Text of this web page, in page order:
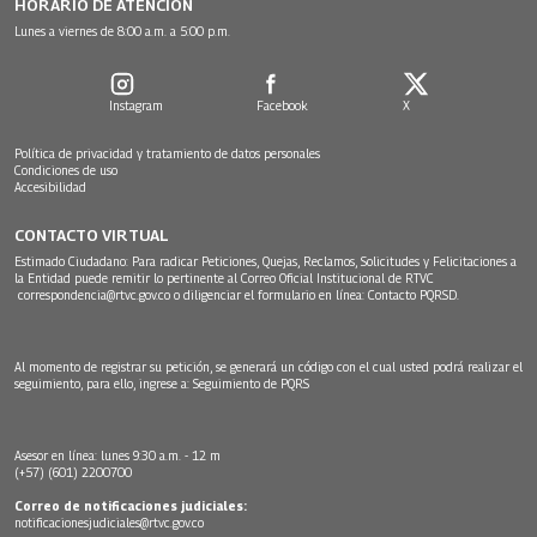
HORARIO DE ATENCIÓN
Lunes a viernes de 8:00 a.m. a 5:00 p.m.
Instagram Facebook X
Política de privacidad y tratamiento de datos personales
Condiciones de uso
Accesibilidad
CONTACTO VIRTUAL
Estimado Ciudadano: Para radicar Peticiones, Quejas, Reclamos, Solicitudes y Felicitaciones a
la Entidad puede remitir lo pertinente al Correo Oficial Institucional de RTVC
correspondencia@rtvc.gov.co o diligenciar el formulario en línea: Contacto PQRSD.
Al momento de registrar su petición, se generará un código con el cual usted podrá realizar el
seguimiento, para ello, ingrese a: Seguimiento de PQRS
Asesor en línea: lunes 9:30 a.m. - 12 m
(+57) (601) 2200700
Correo de notificaciones judiciales:
notificacionesjudiciales@rtvc.gov.co